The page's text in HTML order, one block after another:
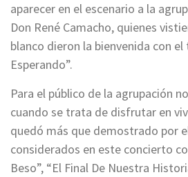
aparecer en el escenario a la
Don René Camacho, quienes
blanco dieron la bienvenida con
Esperando”.
Para el público de la agrupación
cuando se trata de disfrutar en
quedó más que demostrado por
considerados en este concierto
Beso”, “El Final De Nuestra